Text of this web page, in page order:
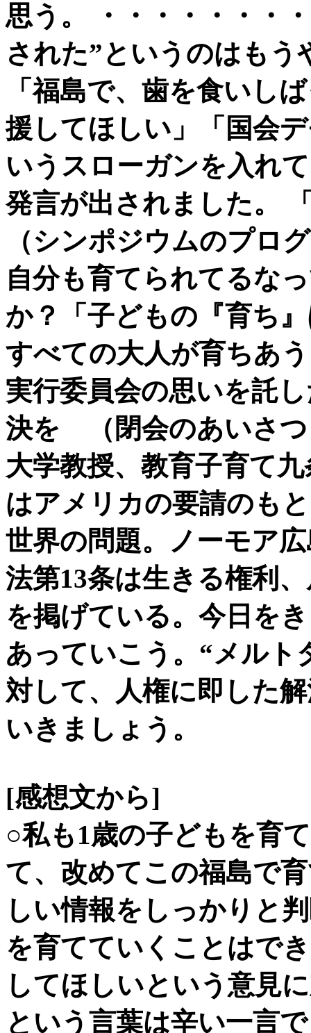
思う。 ・・・・・・・
された”というのはも
「福島で、歯を食いし
援してほしい」「国会
いうスローガンを入れ
発言が出されました。
（シンポジウムのプロ
自分も育てられてるな
か？「子どもの『育ち
すべての大人が育ちあ
実行委員会の思いを託
決を （閉会のあいさ
大学教授、教育子育て
はアメリカの要請のも
世界の問題。ノーモア
法第13条は生きる権利
を掲げている。今日を
あっていこう。“メルト
対して、人権に即した
いきましょう。
[感想文から]
○私も1歳の子どもを育
て、改めてこの福島で
しい情報をしっかりと
を育てていくことはで
してほしいという意見
という言葉は辛い一言